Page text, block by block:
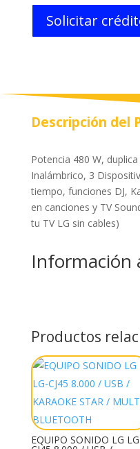
Solicitar
Descripción del
Potencia 480 W,
Inalámbrico, 3
tiempo, funciones DJ,
en canciones y TV
tu TV LG sin cables)
Información
Productos
EQUIPO SONIDO LG